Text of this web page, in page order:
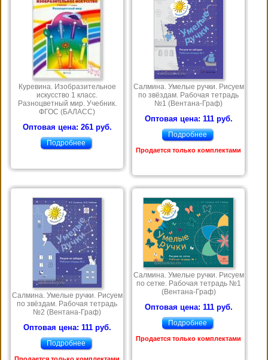
Куревина. Изобразительное
искусство 1 класс.
Разноцветный мир. Учебник.
ФГОС (БАЛАСС)
Оптовая цена: 261 руб.
Подробнее
Салмина. Умелые ручки. Рисуем
по звёздам. Рабочая тетрадь
№1 (Вентана-Граф)
Оптовая цена: 111 руб.
Подробнее
Продается только комплектами
Салмина. Умелые ручки. Рисуем
по звёздам. Рабочая тетрадь
№2 (Вентана-Граф)
Оптовая цена: 111 руб.
Подробнее
Салмина. Умелые ручки. Рисуем
по сетке. Рабочая тетрадь №1
(Вентана-Граф)
Оптовая цена: 111 руб.
Подробнее
Продается только комплектами